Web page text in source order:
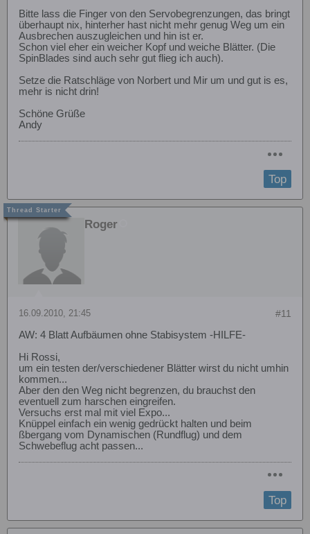
Bitte lass die Finger von den Servobegrenzungen, das bringt
überhaupt nix, hinterher hast nicht mehr genug Weg um ein
Ausbrechen auszugleichen und hin ist er.
Schon viel eher ein weicher Kopf und weiche Blätter. (Die
SpinBlades sind auch sehr gut flieg ich auch).
Setze die Ratschläge von Norbert und Mir um und gut is es,
mehr is nicht drin!
Schöne Grüße
Andy
Top
Roger
#11
16.09.2010, 21:45
AW: 4 Blatt Aufbäumen ohne Stabisystem -HILFE-
Hi Rossi,
um ein testen der/verschiedener Blätter wirst du nicht umhin
kommen...
Aber den den Weg nicht begrenzen, du brauchst den
eventuell zum harschen eingreifen.
Versuchs erst mal mit viel Expo...
Knüppel einfach ein wenig gedrückt halten und beim
ßbergang vom Dynamischen (Rundflug) und dem
Schwebeflug acht passen...
Top